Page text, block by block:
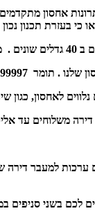
אחסון מתקדמים
ניסיון של 35 שנים.הצעת מחיר
להציע לכם .
0535699997
לאחסון, כגון שירותי
עד אליכם קרטונים
ערכות למעבר דירה
לכם בשני סניפים